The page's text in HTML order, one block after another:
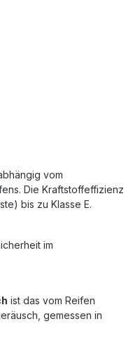
vom
Die Kraftstoffeffizienz
bis zu Klasse E.
im
ist das vom Reifen
gemessen in